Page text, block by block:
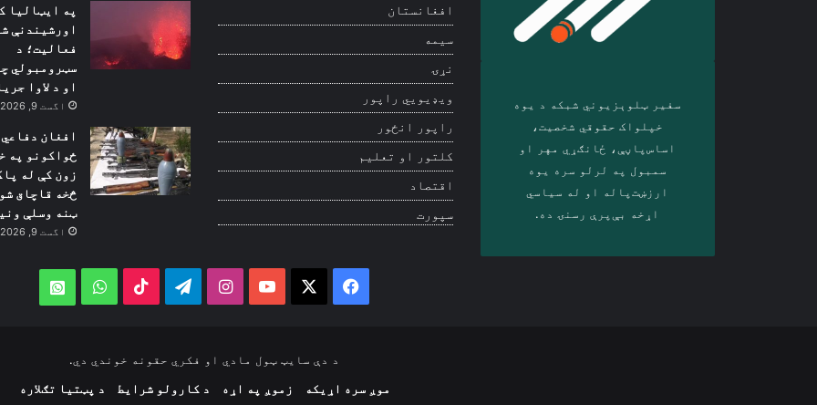
سفیر ټلوېزیوني شبکه د‎ یوه
خپلواک حقوقي شخصیت،
اساس‌پاڼې، ځانګړي مهر او
سمبول په لرلو سره ‎یوه
ارزښت‌پاله او ‎له سیاسي
اړخه بې‌پرې رسنۍ ده.
افغانستان
سیمه
نړۍ
ویډیويي راپور
راپور انځور
کلتور او تعلیم
اقتصاد
سپورت
په ایټالیا
اورشیندنې
فعالیت؛ د
سټرومبولي
او د لاوا
اگست 9, 2026
افغان دفاعي
ځواکونو په
زون کې له
ټنه وسلې
اگست 9, 2026
Facebook
YouTube
Instagram
Telegram
TikTok
WhatsApp
د دې سایټ ټول مادي او فکري حقونه خوندي دي.
موږ سره اړیکه زموږ په اړه د کارولو شرایط د پټتیا تګلاره